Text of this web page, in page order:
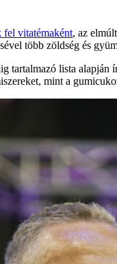
fel vitatémaként, az
több zöldség és
tartalmazó lista alapján
mint a